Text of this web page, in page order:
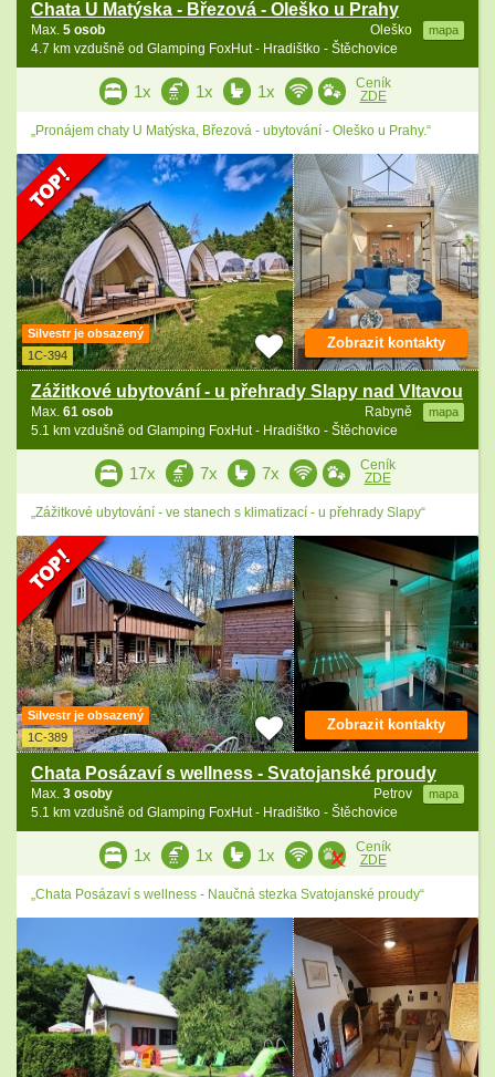
Chata U Matýska - Březová - Oleško u Prahy
Oleško mapa
Max. 5 osob
4.7 km vzdušně od Glamping FoxHut - Hradištko - Štěchovice
1x 1x 1x
Ceník
ZDE
„Pronájem chaty U Matýska, Březová - ubytování - Oleško u Prahy.“
Silvestr je obsazený
1C-394
Zážitkové ubytování - u přehrady Slapy nad Vltavou
Rabyně mapa
Max. 61 osob
5.1 km vzdušně od Glamping FoxHut - Hradištko - Štěchovice
Zobrazit kontakty
17x 7x 7x
Ceník
ZDE
„Zážitkové ubytování - ve stanech s klimatizací - u přehrady Slapy“
Silvestr je obsazený
1C-389
Chata Posázaví s wellness - Svatojanské proudy
Petrov mapa
Max. 3 osoby
5.1 km vzdušně od Glamping FoxHut - Hradištko - Štěchovice
Zobrazit kontakty
1x 1x 1x
Ceník
ZDE
„Chata Posázaví s wellness - Naučná stezka Svatojanské proudy“